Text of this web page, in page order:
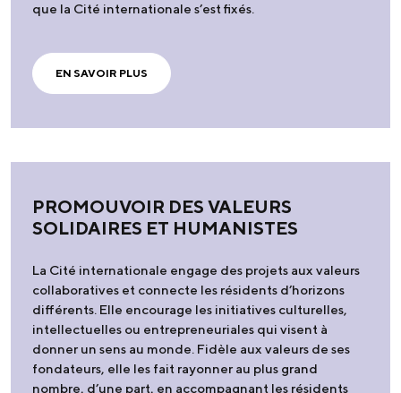
que la Cité internationale s’est fixés.
EN SAVOIR PLUS
PROMOUVOIR DES VALEURS
SOLIDAIRES ET HUMANISTES
La Cité internationale engage des projets aux valeurs
collaboratives et connecte les résidents d’horizons
différents. Elle encourage les initiatives culturelles,
intellectuelles ou entrepreneuriales qui visent à
donner un sens au monde. Fidèle aux valeurs de ses
fondateurs, elle les fait rayonner au plus grand
nombre, d’une part, en accompagnant les résidents